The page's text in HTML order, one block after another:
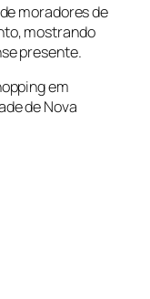
moradores de
mostrando
presente.
em
de Nova